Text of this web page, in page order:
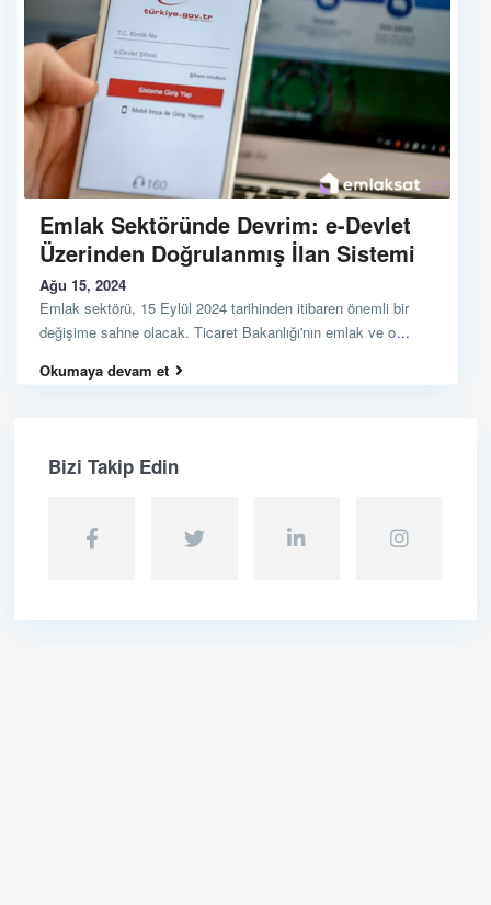
Emlak Sektöründe Devrim: e-Devlet
Üzerinden Doğrulanmış İlan Sistemi
Ağu 15, 2024
Emlak sektörü, 15 Eylül 2024 tarihinden itibaren önemli bir
değişime sahne olacak. Ticaret Bakanlığı'nın emlak ve o...
Okumaya devam et
Bizi Takip Edin